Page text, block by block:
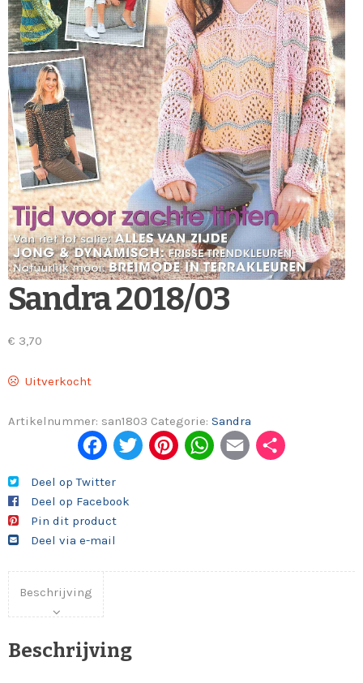
Sandra 2018/03
€ 3,70
Uitverkocht
Artikelnummer: san1803 Categorie: Sandra
Fac
ebo
ok
Twi
Pint
Wh
Em
Deel op Twitter
Deel op Facebook
Pin dit product
Deel via e-mail
Beschrijving
Beschrijving